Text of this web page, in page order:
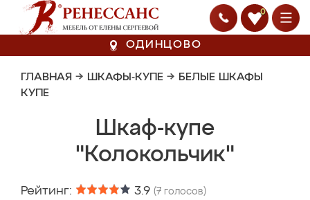
0
ОДИНЦОВО
ГЛАВНАЯ → ШКАФЫ-КУПЕ → БЕЛЫЕ ШКАФЫ
КУПЕ
Шкаф-купе
"Колокольчик"
Рейтинг: 3.9 (7 голосов)